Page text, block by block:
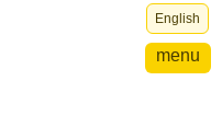
English
menu